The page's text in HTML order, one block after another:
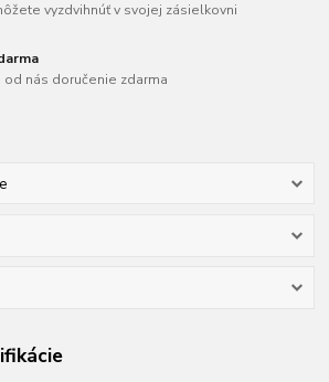
vyzdvihnúť v svojej zásielkovni
od nás doručenie zdarma